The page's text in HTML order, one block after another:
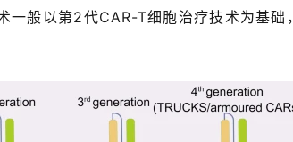
一般以第2代CAR-T细胞治疗技术为基础